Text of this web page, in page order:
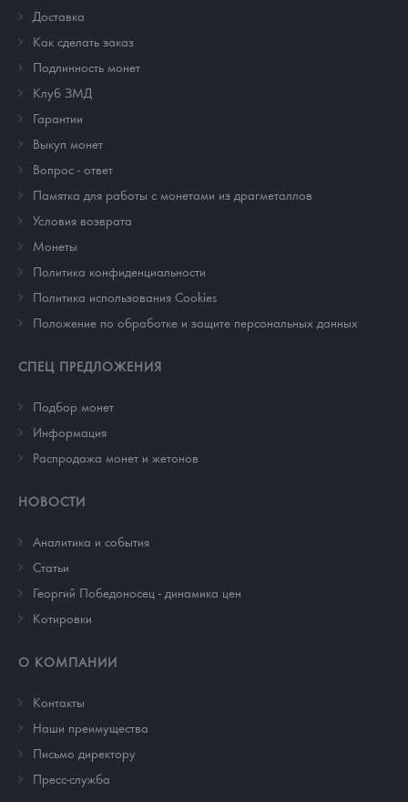
Доставка
Как сделать заказ
Подлинность монет
Клуб ЗМД
Гарантии
Выкуп монет
Вопрос - ответ
Памятка для работы с монетами из драгметаллов
Условия возврата
Монеты
Политика конфиденциальности
Политика использования Cookies
Положение по обработке и защите персональных данных
СПЕЦ ПРЕДЛОЖЕНИЯ
Подбор монет
Информация
Распродажа монет и жетонов
НОВОСТИ
Аналитика и события
Cтатьи
Георгий Победоносец - динамика цен
Котировки
О КОМПАНИИ
Контакты
Наши преимущества
Письмо директору
Пресс-служба